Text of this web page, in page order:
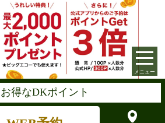
メニュー
お得なDKポイント